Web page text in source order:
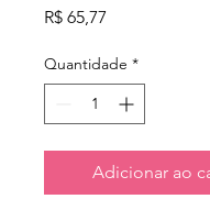
R$ 65,77
Quantidade *
Adicionar ao